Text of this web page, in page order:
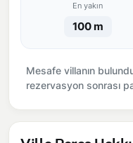
En yakın
100 m
Mesafe villanın
rezervasyon sonrası